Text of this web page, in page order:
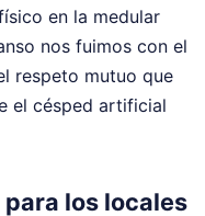
en la medular
nos fuimos con el
respeto mutuo que
el césped artificial
los locales